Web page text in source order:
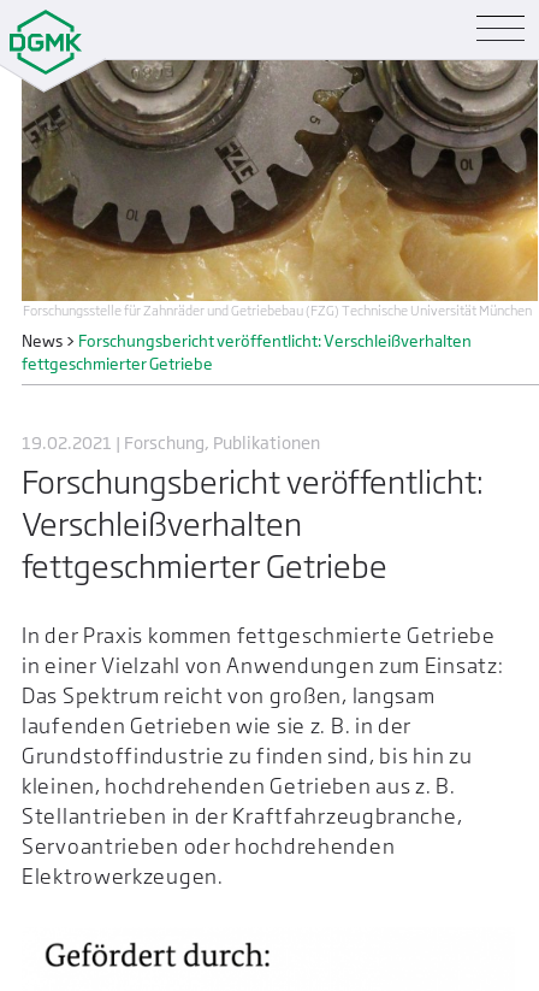
Forschungsstelle für Zahnräder und Getriebebau (FZG) Technische Universität München
News> Forschungsbericht veröffentlicht: Verschleißverhalten
fettgeschmierter Getriebe
19.02.2021 | Forschung, Publikationen
Forschungsbericht veröffentlicht:
Verschleißverhalten
fettgeschmierter Getriebe
In der Praxis kommen fettgeschmierte Getriebe
in einer Vielzahl von Anwendungen zum Einsatz:
Das Spektrum reicht von großen, langsam
laufenden Getrieben wie sie z. B. in der
Grundstoffindustrie zu finden sind, bis hin zu
kleinen, hochdrehenden Getrieben aus z. B.
Stellantrieben in der Kraftfahrzeugbranche,
Servoantrieben oder hochdrehenden
Elektrowerkzeugen.